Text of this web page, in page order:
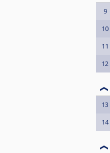
9
10
11
12
13
14